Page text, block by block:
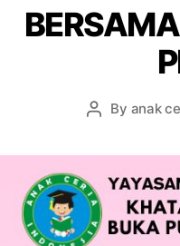
Post
By anak